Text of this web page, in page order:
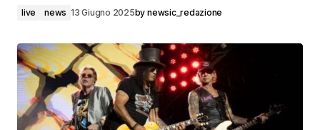
live news 13 Giugno 2025by newsic_redazione